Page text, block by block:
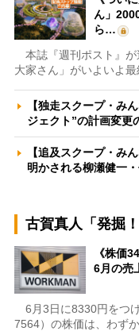
ん」
ら…
本誌『週刊ポスト』が
大家さん」がいよいよ
【独走スクープ・み
ジェクト”の計画変
【追及スクープ・み
明かされる柳瀬健一
古賀真人「発掘
《株価
6月の売
6月3日に8330円をつ
7564）の株価は、わず